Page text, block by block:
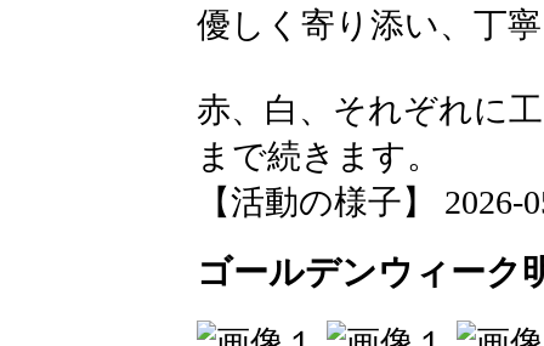
優しく寄り添い、丁
赤、白、それぞれに
まで続きます。
【活動の様子】 2026-
ゴールデンウィーク